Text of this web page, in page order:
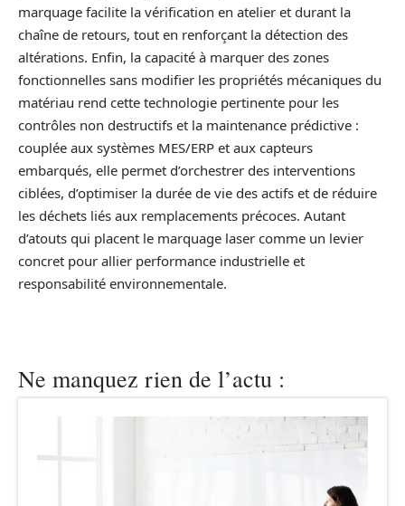
marquage facilite la vérification en atelier et durant la
chaîne de retours, tout en renforçant la détection des
altérations. Enfin, la capacité à marquer des zones
fonctionnelles sans modifier les propriétés mécaniques du
matériau rend cette technologie pertinente pour les
contrôles non destructifs et la maintenance prédictive :
couplée aux systèmes MES/ERP et aux capteurs
embarqués, elle permet d’orchestrer des interventions
ciblées, d’optimiser la durée de vie des actifs et de réduire
les déchets liés aux remplacements précoces. Autant
d’atouts qui placent le marquage laser comme un levier
concret pour allier performance industrielle et
responsabilité environnementale.
Ne manquez rien de l’actu :